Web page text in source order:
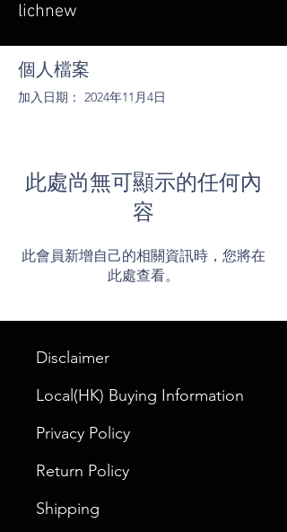
lichnew
個人檔案
加入日期： 2024年11月4日
此處尚無可顯示的任何內
容
此會員新增自己的相關資訊時，您將在
此處查看。
Disclaimer
Local(HK) Buying Information
Privacy Policy
Return Policy
Shipping